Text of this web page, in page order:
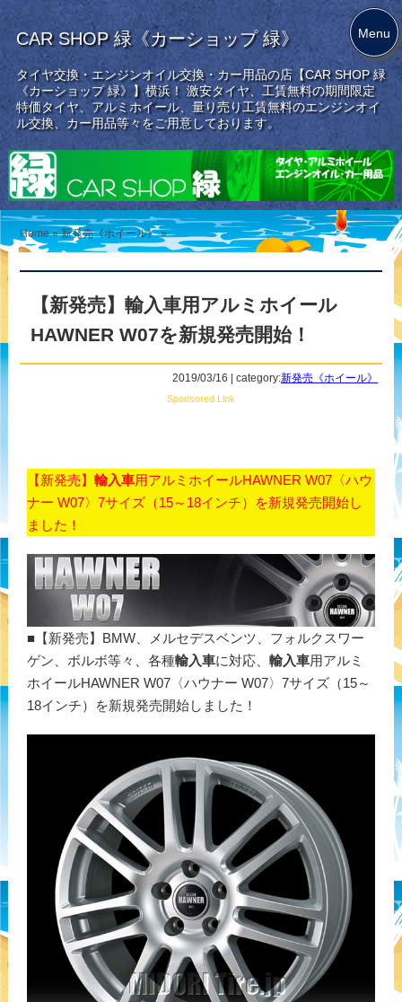
CAR SHOP 緑《カーショップ 緑》
タイヤ交換・エンジンオイル交換・カー用品の店【CAR SHOP 緑
《カーショップ 緑》】横浜！ 激安タイヤ、工賃無料の期間限定
特価タイヤ、アルミホイール、量り売り工賃無料のエンジンオイ
ル交換、カー用品等々をご用意しております。
Home »新発売《ホイール》 »
【新発売】輸入車用アルミホイール
HAWNER W07を新規発売開始！
2019/03/16 | category:新発売《ホイール》
Sponsored Link
【新発売】 輸入車用アルミホイールHAWNER W07〈ハウ
ナー W07〉7サイズ（15～18インチ）を新規発売開始し
ました！
■【新発売】BMW、メルセデスベンツ、フォルクスワー
ゲン、ボルボ等々、各種輸入車に対応、 輸入車用アルミ
ホイールHAWNER W07〈ハウナー W07〉7サイズ（15～
18インチ）を新規発売開始しました！
Menu